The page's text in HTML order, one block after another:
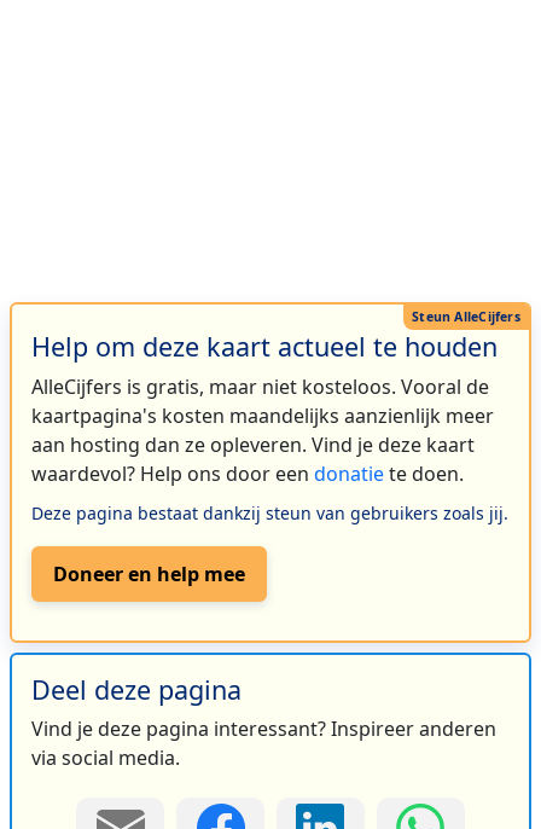
Help om deze kaart actueel te houden
AlleCijfers is gratis, maar niet kosteloos. Vooral de
kaartpagina's kosten maandelijks aanzienlijk meer
aan hosting dan ze opleveren. Vind je deze kaart
waardevol? Help ons door een donatiete doen.
Deze pagina bestaat dankzij steun van gebruikers zoals jij.
Doneer en help mee
Deel deze pagina
Vind je deze pagina interessant? Inspireer anderen
via social media.